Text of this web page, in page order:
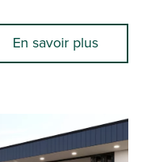
En savoir plus